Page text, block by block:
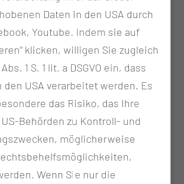
mit einem Endoskop durch die
und die Vibrationen während des
werden. Zum einen würde
ein Patient tolerieren, zum
wir dies auf Grund der Vielzahl der
gar nicht leisten. Im
30 Jahre hat sich jedoch eine
entwickelt, mit der
Narkosemittel imitiert werden
wird Medikamenten-
Daten in den USA durch
Youtube. Indem sie auf
klicken, willigen Sie zugleich
1 S. 1 lit. a DSGVO ein, dass
den USA verarbeitet werden. Es
das Risiko, das Ihre
Behörden zu Kontroll- und
möglicherweise
Wenn Sie nur die